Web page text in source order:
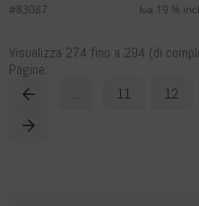
#83087 Iva 19 %
Visualizza 274 fino a 294 (di
Pagine:
...
11 12